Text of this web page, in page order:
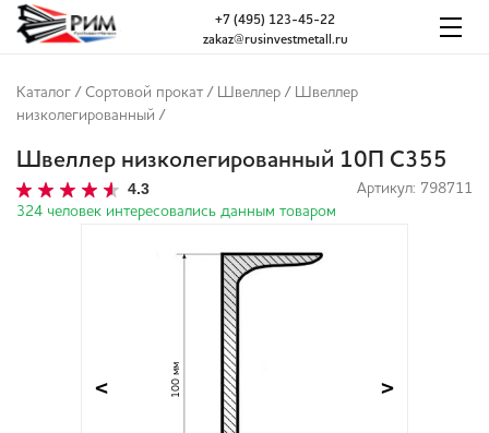
zakaz@rusinvestmetall.ru
+7 (495) 123-45-22
Каталог / Сортовой прокат / Швеллер / Швеллер
низколегированный /
Швеллер низколегированный 10П С355
4.3
Артикул: 798711
324 человек интересовались данным товаром
100 мм
< >